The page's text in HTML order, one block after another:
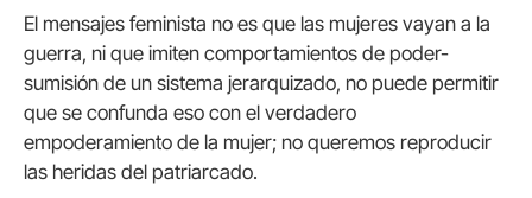
El mensajes feminista no es que las mujeres vayan a la
guerra, ni que imiten comportamientos de poder-
sumisión de un sistema jerarquizado, no puede permitir
que se confunda eso con el verdadero
empoderamiento de la mujer; no queremos reproducir
las heridas del patriarcado.